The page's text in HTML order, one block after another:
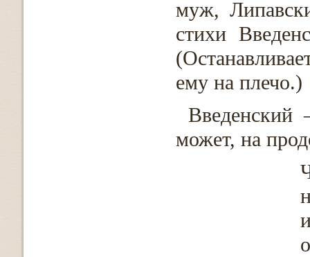
муж,
стихи
ему на плечо.)
Введенский
может, на